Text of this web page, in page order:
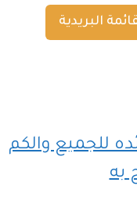
البريدية
للجميع والكم
به